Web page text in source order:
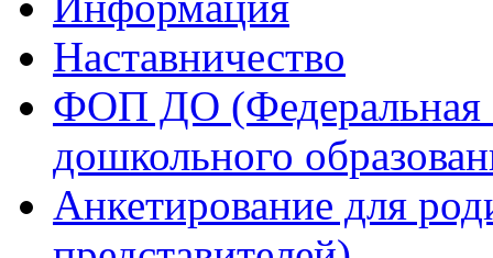
Наставничество
ФОП ДО (Федеральная
дошкольного
Анкетирование для